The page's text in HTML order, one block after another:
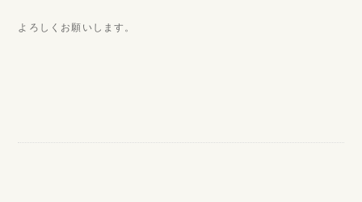
よろしくお願いします。